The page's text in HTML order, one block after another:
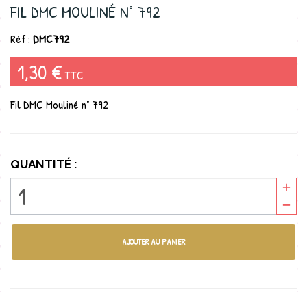
FIL DMC MOULINÉ N° 792
Réf : DMC792
1,30 €TTC
Fil DMC Mouliné n° 792
QUANTITÉ :
AJOUTER AU PANIER